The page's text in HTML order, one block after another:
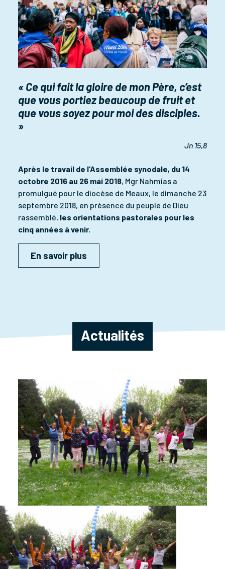
« Ce qui fait la gloire de mon Père, c’est
que vous portiez beaucoup de fruit et
que vous soyez pour moi des disciples.
»
Jn 15,8
Après le travail de l’Assemblée synodale, du 14
octobre 2016 au 26 mai 2018, Mgr Nahmias a
promulgué pour le diocèse de Meaux, le dimanche 23
septembre 2018, en présence du peuple de Dieu
rassemblé, les orientations pastorales pour les
cinq années à venir.
En savoir plus
Actualités